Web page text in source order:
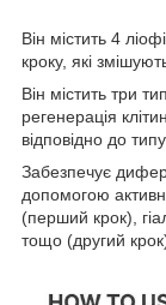
Він містить 4
кроку, які
Він містить три
регенерація
відповідно до
Забезпечує
допомогою
(перший крок),
тощо (другий